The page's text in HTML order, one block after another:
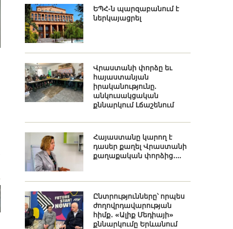
ԵՊՀ-ն պարզաբանում է
ներկայացրել
Վրաստանի փորձը եւ
հայաստանյան
իրականությունը.
անկուսակցական
քննարկում Լճաշենում
Հայաստանը կարող է
դասեր քաղել Վրաստանի
քաղաքական փորձից․...
Ընտրությունները՝ որպես
ժողովրդավարության
հիմք․ «Ալիք Մեդիայի»
քննարկումը Երևանում